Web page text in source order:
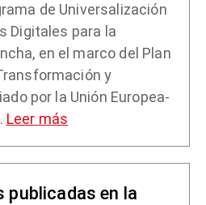
de Universalización
Digitales para la
en el marco del Plan
y
por la Unión Europea-
Leer más
publicadas en la